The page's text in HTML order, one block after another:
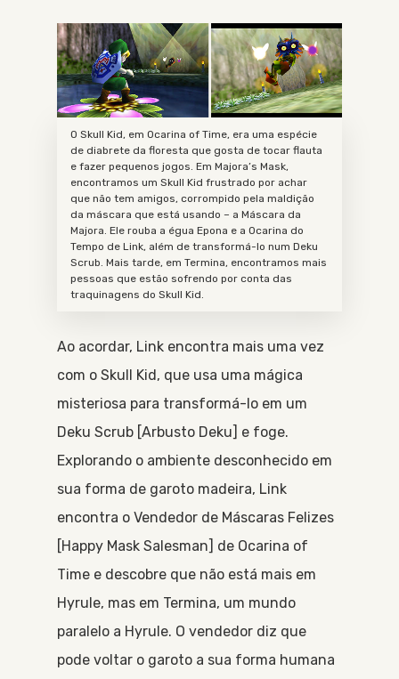
O Skull Kid, em Ocarina of Time, era uma espécie
de diabrete da floresta que gosta de tocar flauta
e fazer pequenos jogos. Em Majora’s Mask,
encontramos um Skull Kid frustrado por achar
que não tem amigos, corrompido pela maldição
da máscara que está usando – a Máscara da
Majora. Ele rouba a égua Epona e a Ocarina do
Tempo de Link, além de transformá-lo num Deku
Scrub. Mais tarde, em Termina, encontramos mais
pessoas que estão sofrendo por conta das
traquinagens do Skull Kid.
Ao acordar, Link encontra mais uma vez
com o Skull Kid, que usa uma mágica
misteriosa para transformá-lo em um
Deku Scrub [Arbusto Deku] e foge.
Explorando o ambiente desconhecido em
sua forma de garoto madeira, Link
encontra o Vendedor de Máscaras Felizes
[Happy Mask Salesman] de Ocarina of
Time e descobre que não está mais em
Hyrule, mas em Termina, um mundo
paralelo a Hyrule. O vendedor diz que
pode voltar o garoto a sua forma humana